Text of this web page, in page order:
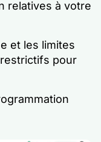
relatives à votre
et les limites
pour